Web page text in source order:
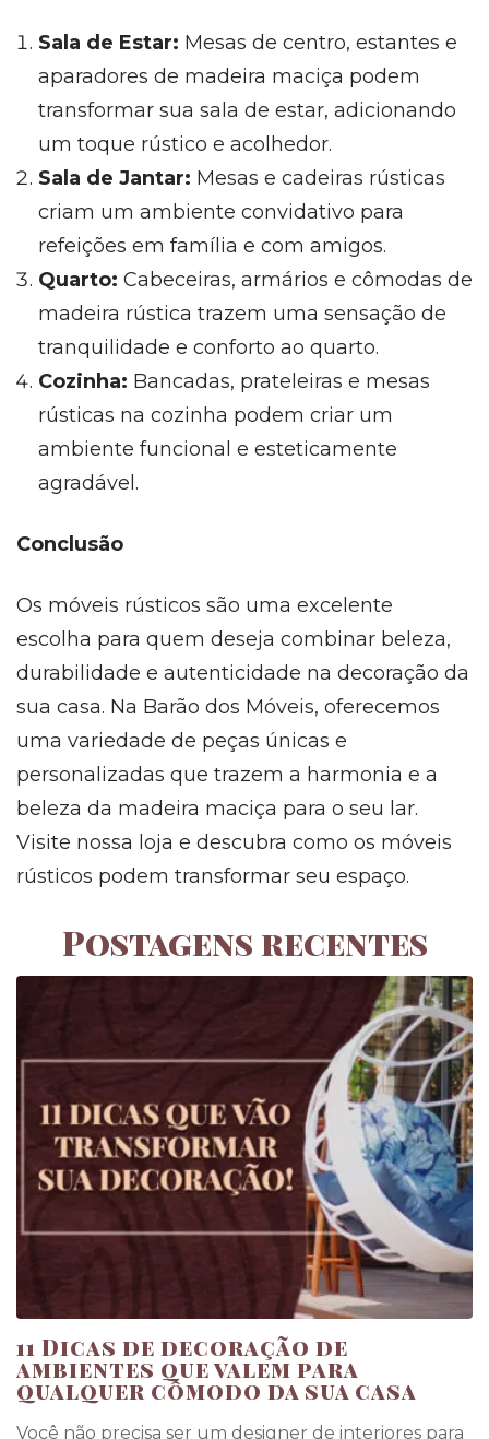
Sala de Estar: Mesas de centro, estantes e
aparadores de madeira maciça podem
transformar sua sala de estar, adicionando
um toque rústico e acolhedor.
Sala de Jantar: Mesas e cadeiras rústicas
criam um ambiente convidativo para
refeições em família e com amigos.
Quarto: Cabeceiras, armários e cômodas de
madeira rústica trazem uma sensação de
tranquilidade e conforto ao quarto.
Cozinha: Bancadas, prateleiras e mesas
rústicas na cozinha podem criar um
ambiente funcional e esteticamente
agradável.
Conclusão
Os móveis rústicos são uma excelente
escolha para quem deseja combinar beleza,
durabilidade e autenticidade na decoração da
sua casa. Na Barão dos Móveis, oferecemos
uma variedade de peças únicas e
personalizadas que trazem a harmonia e a
beleza da madeira maciça para o seu lar.
Visite nossa loja e descubra como os móveis
rústicos podem transformar seu espaço.
Postagens recentes
11 Dicas de decoração de
ambientes que valem para
qualquer cômodo da sua casa
Você não precisa ser um designer de interiores para